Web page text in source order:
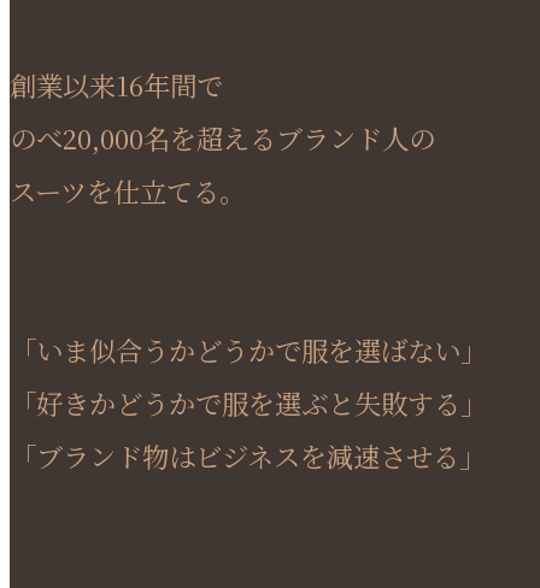
創業以来16年間で
のべ20,000名を超えるブランド人の
スーツを仕立てる。
「いま似合うかどうかで服を選ばない」
「好きかどうかで服を選ぶと失敗する」
「ブランド物はビジネスを減速させる」